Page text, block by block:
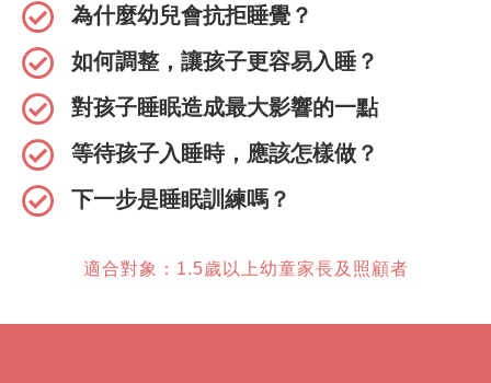
為什麼幼兒會抗拒睡覺？
如何調整，讓孩子更容易入睡？
對孩子睡眠造成最大影響的一點
等待孩子入睡時，應該怎樣做？
下一步是睡眠訓練嗎？
適合對象：1.5歲以上幼童家長及照顧者